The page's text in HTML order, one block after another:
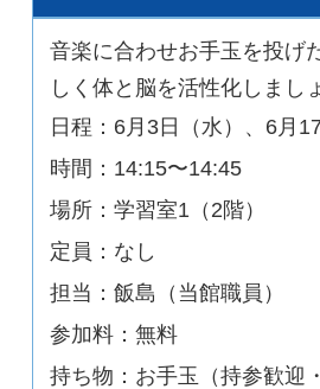
音楽に合わせお手玉を投げ
しく体と脳を活性化しまし
日程：6月3日（水）、6月
時間：14:15〜14:45
場所：学習室1（2階）
定員：なし
担当：飯島（当館職員）
参加料：無料
持ち物：お手玉（持参歓迎